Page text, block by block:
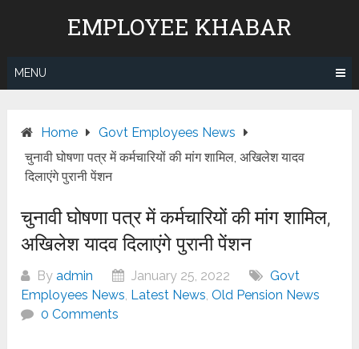
EMPLOYEE KHABAR
MENU
Home
Govt Employees News
चुनावी घोषणा पत्र में कर्मचारियों की मांग शामिल, अखिलेश यादव
दिलाएंगे पुरानी पेंशन
चुनावी घोषणा पत्र में कर्मचारियों की मांग शामिल,
अखिलेश यादव दिलाएंगे पुरानी पेंशन
Byadmin January 25, 2022
Govt
Employees News, Latest News,Old Pension News
0 Comments